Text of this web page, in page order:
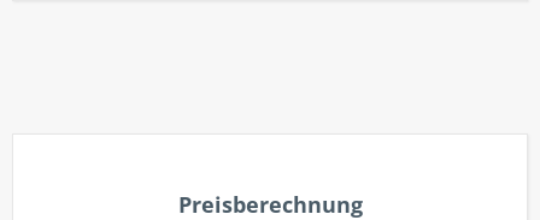
Preisberechnung